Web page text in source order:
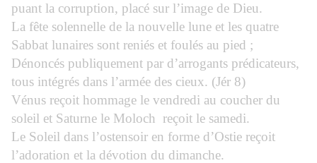
puant la corruption, placé sur l’image de Dieu.
La fête solennelle de la nouvelle lune et les quatre
Sabbat lunaires sont reniés et foulés au pied ;
Dénoncés publiquement par d’arrogants prédicateurs,
tous intégrés dans l’armée des cieux. (Jér 8)
Vénus reçoit hommage le vendredi au coucher du
soleil et Saturne le Moloch
reçoit le samedi.
Le Soleil dans l’ostensoir en forme d’Ostie reçoit
l’adoration et la dévotion du dimanche.